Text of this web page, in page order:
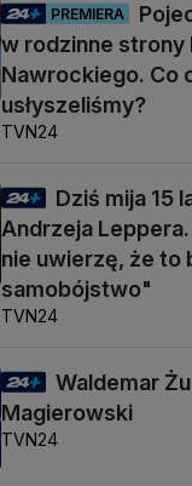
PREMIERA
w rodzinne strony
Nawrockiego. Co
usłyszeliśmy?
TVN24
Dziś mija 15
Andrzeja
nie uwierzę, że to
samobójstwo"
TVN24
Waldemar
Magierowski
TVN24